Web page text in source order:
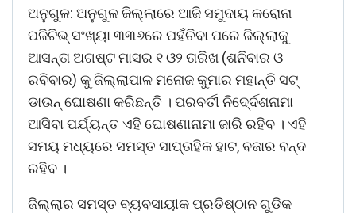
ଅନୁଗୁଳ: ଅନୁଗୁଳ ଜିଲ୍ଲାରେ ଆଜି ସମୁଦାୟ କରୋନା
ପଜିଟିଭ୍ ସଂଖ୍ୟା ୩୩୬ରେ ପହଁଚିବା ପରେ ଜିଲ୍ଲାକୁ
ଆସନ୍ତା ଅଗଷ୍ଟ ମାସର ୧ ଓ୨ ତାରିଖ (ଶନିବାର ଓ
ରବିବାର) କୁ ଜିଲ୍ଲାପାଳ ମନୋଜ କୁମାର ମହାନ୍ତି ସଟ୍
ଡାଉନ୍ ଘୋଷଣା କରିଛନ୍ତି । ପରବର୍ତୀ ନିଦେ୍ର୍ଦଶନାମା
ଆସିବା ପର୍ଯ୍ୟନ୍ତ ଏହି ଘୋଷଣାନାମା ଜାରି ରହିବ । ଏହି
ସମୟ ମଧ୍ୟରେ ସମସ୍ତ ସାପ୍ତାହିକ ହାଟ, ବଜାର ବନ୍ଦ
ରହିବ ।
ଜିଲ୍ଲାର ସମସ୍ତ ବ୍ୟବସାୟୀକ ପ୍ରତିଷ୍ଠାନ ଗୁଡିକ